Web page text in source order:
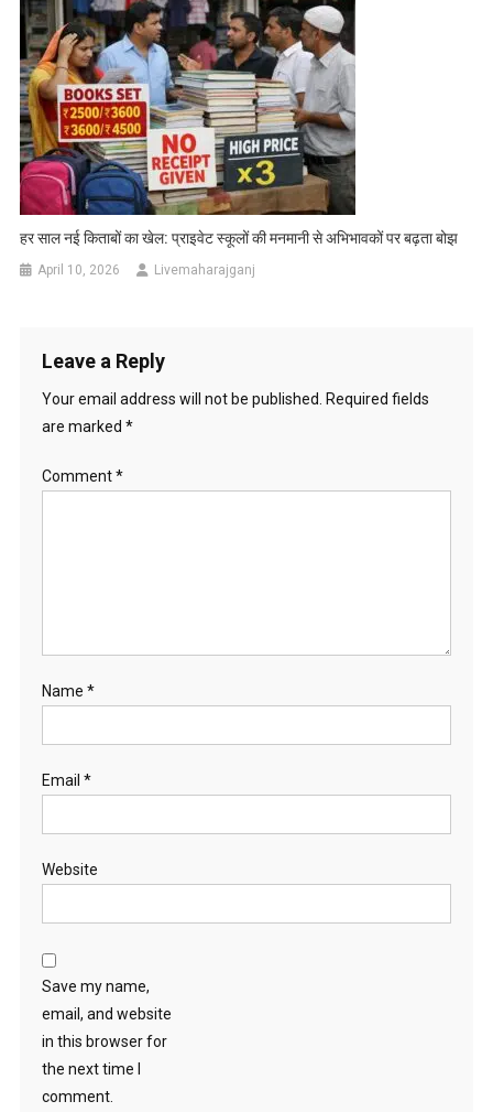
हर साल नई किताबों का खेल: प्राइवेट स्कूलों की मनमानी से अभिभावकों पर बढ़ता बोझ
April 10, 2026 Livemaharajganj
Leave a Reply
Your email address will not be published. Required fields
are marked *
Comment*
Name *
Email *
Website
Save my name,
email, and website
in this browser for
the next time I
comment.